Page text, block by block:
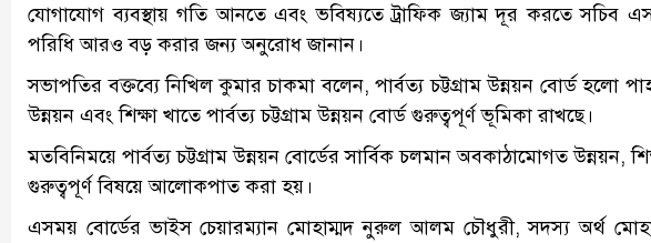
যোগাযোগ ব্যবস্থায় গতি আনতে এবং ভবিষ্যতে ট্রাফিক জ্যাম দূর করতে সচিব
পরিধি আরও বড় করার জন্য অনুরোধ জানান।
সভাপতির বক্তব্যে নিখিল কুমার চাকমা বলেন, পার্বত্য চট্টগ্রাম উন্নয়ন বোর্ড হলো
উন্নয়ন এবং শিক্ষা খাতে পার্বত্য চট্টগ্রাম উন্নয়ন বোর্ড গুরুত্বপূর্ণ ভূমিকা রাখছে।
মতবিনিময়ে পার্বত্য চট্টগ্রাম উন্নয়ন বোর্ডের সার্বিক চলমান অবকাঠামোগত
গুরুত্বপূর্ণ বিষয়ে আলোকপাত করা হয়।
এসময় বোর্ডের ভাইস চেয়ারম্যান মোহাম্মদ নুরুল আলম চৌধুরী, সদস্য অর্থ